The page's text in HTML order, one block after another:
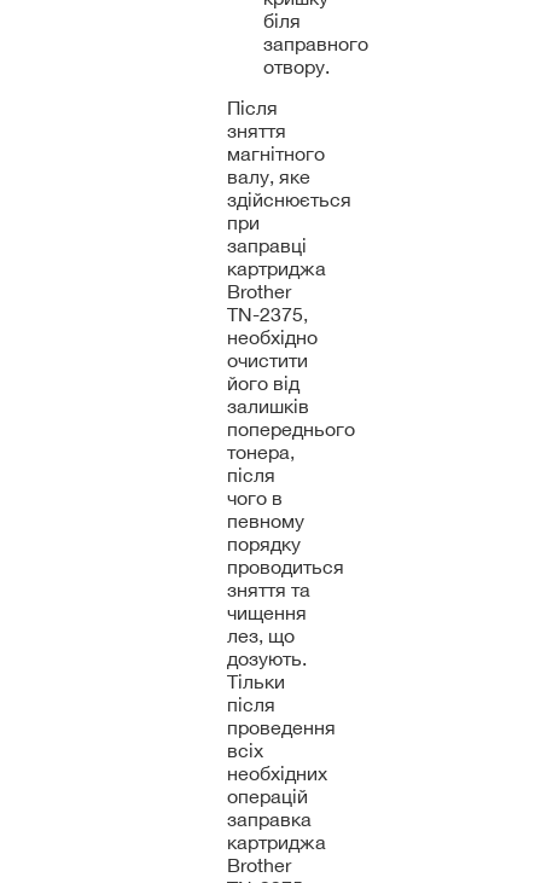
біля
заправного
отвору.
Після
зняття
магнітного
валу, яке
здійснюється
при
заправці
картриджа
Brother
TN-2375,
необхідно
очистити
його від
залишків
попереднього
тонера,
після
чого в
певному
порядку
проводиться
зняття та
чищення
лез, що
дозують.
Тільки
після
проведення
всіх
необхідних
операцій
заправка
картриджа
Brother